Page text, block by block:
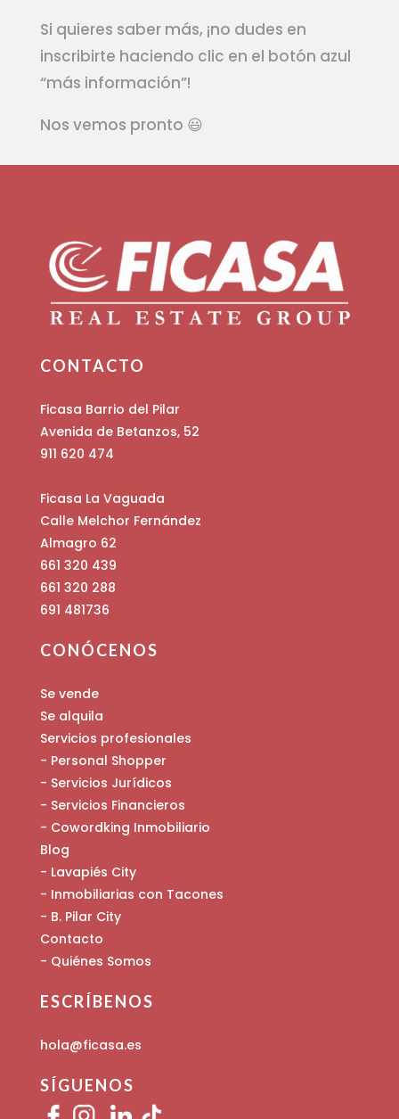
Si quieres saber más, ¡no dudes en
inscribirte haciendo clic en el botón azul
“más información”!
Nos vemos pronto 😃
CONTACTO
Ficasa Barrio del Pilar
Avenida de Betanzos, 52
911 620 474
Ficasa La Vaguada
Calle Melchor Fernández
Almagro 62
661 320 439
661 320 288
691 481736
CONÓCENOS
Se vende
Se alquila
Servicios profesionales
- Personal Shopper
- Servicios Jurídicos
- Servicios Financieros
- Cowordking Inmobiliario
Blog
- Lavapiés City
- Inmobiliarias con Tacones
- B. Pilar City
Contacto
- Quiénes Somos
ESCRÍBENOS
hola@ficasa.es
SÍGUENOS